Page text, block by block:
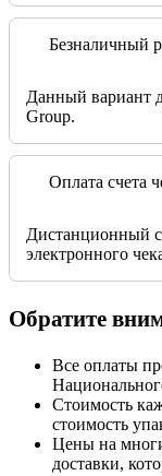
Безналичный
Данный вариант
Group.
Оплата счета
Дистанционный
электронного
Обратите
Все оплаты
Стоимость
стоимость
Цены на
доставки,